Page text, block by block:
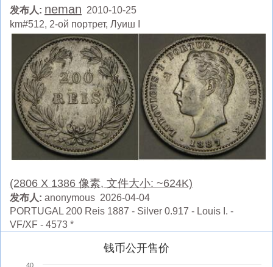
发布人: neman 2010-10-25
km#512, 2-ой портрет, Луиш I
(2806 X 1386 像素, 文件大小: ~624K)
发布人: anonymous 2026-04-04
PORTUGAL 200 Reis 1887 - Silver 0.917 - Louis I. -
VF/XF - 4573 *